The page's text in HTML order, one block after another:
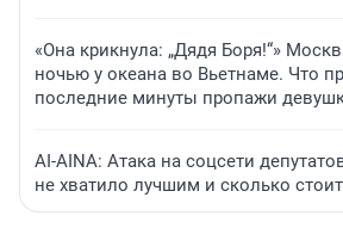
«Она крикнула: „Дядя Боря!“»
ночью у океана во Вьетнаме. Что
последние минуты пропажи
AI-AINA: Атака на соцсети
не хватило лучшим и сколько стоит